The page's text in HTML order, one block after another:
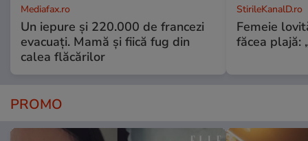
Mediafax.ro
Un iepure și 220.000 de francezi
evacuați. Mamă și fiică fug din
calea flăcărilor
StirileKanalD.ro
Femeie
făcea plajă:
PROMO